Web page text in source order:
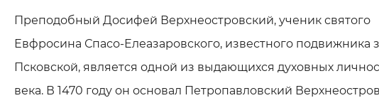
Преподобный Досифей Верхнеостровский, ученик святого
Евфросина Спасо-Елеазаровского, известного подвижника
Псковской, является одной из выдающихся духовных
века. В 1470 году он основал Петропавловский